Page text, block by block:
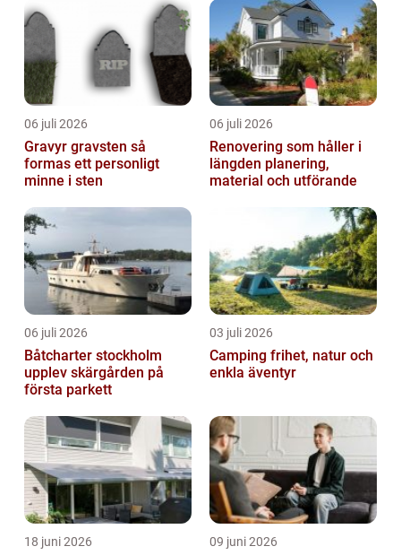
06 juli 2026
Gravyr gravsten så
formas ett personligt
minne i sten
06 juli 2026
Renovering som håller i
längden planering,
material och utförande
06 juli 2026
Båtcharter stockholm
upplev skärgården på
första parkett
03 juli 2026
Camping frihet, natur och
enkla äventyr
18 juni 2026 09 juni 2026